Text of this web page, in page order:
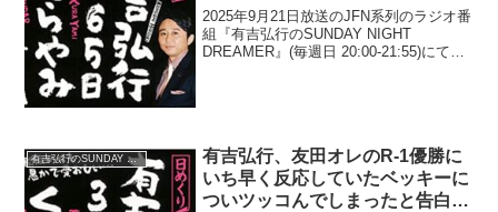
もズレたら、大変なことになりま
すよ」
2025年9月21日放送のJFN系列のラジオ番
組『有吉弘行のSUNDAY NIGHT
DREAMER』(毎週日 20:00-21:55)にて、
有吉弘行のSUNDAY NIGHT DREAMER
有吉弘行、友田オレのR-1優勝に
いち早く反応していたベッキーに
ついツッコんでしまったと告白